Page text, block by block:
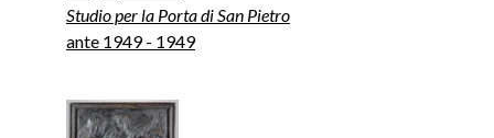
Studio per la Porta di San Pietro
ante 1949 - 1949